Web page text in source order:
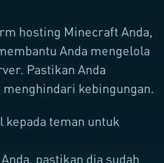
hosting Minecraft Anda,
Anda mengelola
Pastikan Anda
kebingungan.
kepada teman untuk
pastikan dia sudah